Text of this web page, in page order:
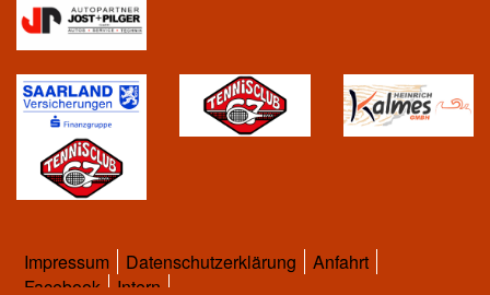
Impressum Datenschutzerklärung
Anfahrt
Facebook
Intern